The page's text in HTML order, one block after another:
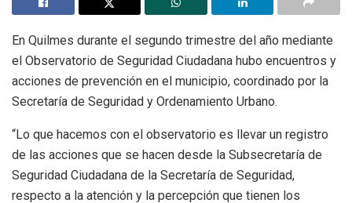
En Quilmes durante el segundo trimestre del año mediante
el Observatorio de Seguridad Ciudadana hubo encuentros y
acciones de prevención en el municipio, coordinado por la
Secretaría de Seguridad y Ordenamiento Urbano.
“Lo que hacemos con el observatorio es llevar un registro
de las acciones que se hacen desde la Subsecretaría de
Seguridad Ciudadana de la Secretaría de Seguridad,
respecto a la atención y la percepción que tienen los